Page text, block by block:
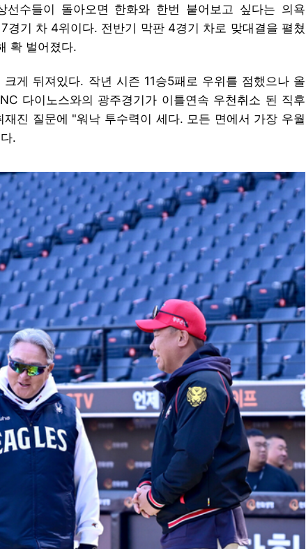
선수들이 돌아오면 한화와 한번 붙어보고 싶다는 의욕
경기 차 4위이다. 전반기 막판 4경기 차로 맞대결을 펼쳤
확 벌어졌다.
게 뒤져있다. 작년 시즌 11승5패로 우위를 점했으나 올
다이노스와의 광주경기가 이틀연속 우천취소 된 직후
진 질문에 "워낙 투수력이 세다. 모든 면에서 가장 우월
.